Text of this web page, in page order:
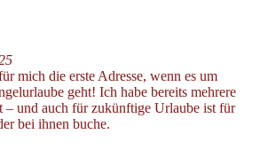
mich die erste Adresse, wenn es um
geht! Ich habe bereits mehrere
– und auch für zukünftige Urlaube ist für
bei ihnen buche.